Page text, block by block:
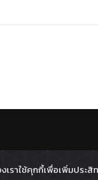
เราใช้คุกกี้เพื่อเพิ่มประ